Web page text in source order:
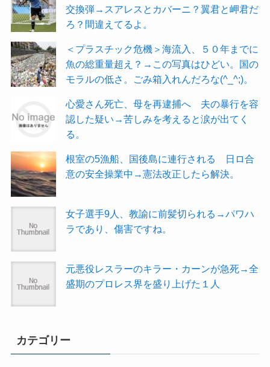
交換弾→スアレスとカバーニ？翼君と岬君だ
ろ？間違えてるよ。
＜プラスチック危機＞海流入、５０年までに
魚の総重量超え？→この写真はひどい。国の
モラルの低さ。ごみ箱入れんだろな(^_^;)。
心愛さん死亡、母を再逮捕へ 夫の暴行を容
認した疑い→苦しみを考えると涙が出てく
る。
根室の5漁船、国後島に連行される 日ロ合
意の安全操業中→憲法改正したら解決。
女子選手9人、教諭に前髪切られる→パワハ
ラであり、傷害ですね。
元悪役レスラーのキラー・カーンが急死→全
盛期のプロレス界を盛り上げた１人
カテゴリー